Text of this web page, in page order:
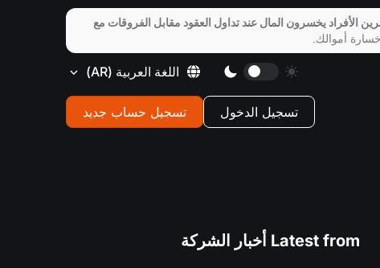
اللغة العربية (AR)
تسجيل الدخول تسجيل حساب جديد
Latest from أخبار الشركة
الأفراد يخسرون المال عند تداول العقود مقابل الفروقات مع
أموالك.